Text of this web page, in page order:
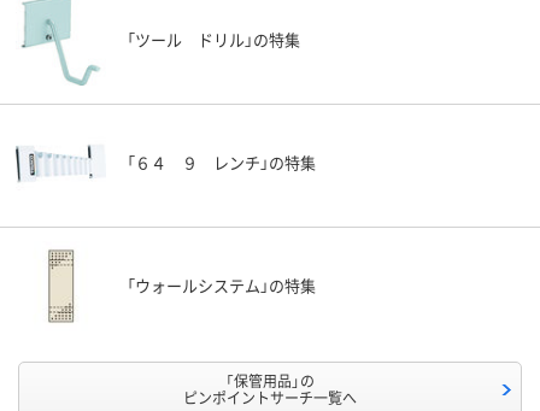
「ツール ドリル」の特集
「６４ ９ レンチ」の特集
「ウォールシステム」の特集
「保管用品」の
ピンポイントサーチ一覧へ